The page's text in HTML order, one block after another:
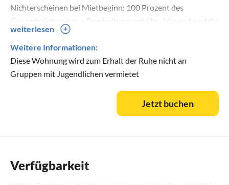
Nichterscheinen bei Mietbeginn: 100 Prozent des
Gesamtmietpreises + Bearbeitungsgebühr.- Vorausbezahlte
Zusatzleistungen, z.B. Bettwäsche, Endreinigung und
Kinderstuhl usw. werden zu 100 % erstattet, wenn der
Mieter den Mietvertrag storniert.
weiterlesen
Weitere Informationen:
Diese Wohnung wird zum Erhalt der Ruhe nicht an
Gruppen mit Jugendlichen vermietet
Jetzt buchen
Verfügbarkeit